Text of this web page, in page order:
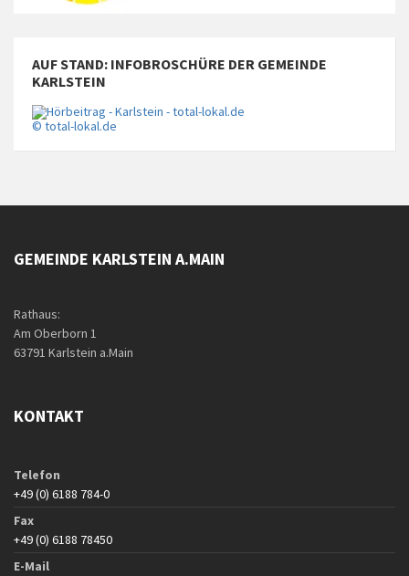
AUF STAND: INFOBROSCHÜRE DER GEMEINDE
KARLSTEIN
© total-lokal.de
GEMEINDE KARLSTEIN A.MAIN
Rathaus:
Am Oberborn 1
63791 Karlstein a.Main
KONTAKT
Telefon
+49 (0) 6188 784-0
Fax
+49 (0) 6188 78450
E-Mail